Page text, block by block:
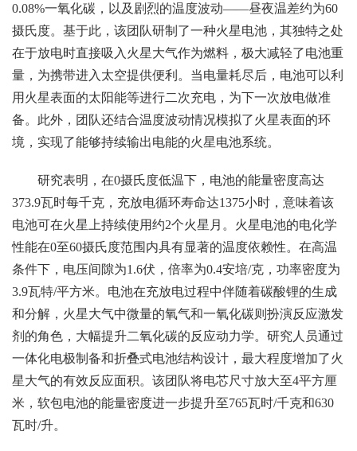
0.08%一氧化碳，以及剧烈的温度波动——昼夜温差约为60
摄氏度。基于此，该团队研制了一种火星电池，其独特之处
在于放电时直接吸入火星大气作为燃料，极大减轻了电池重
量，为携带进入太空提供便利。当电量耗尽后，电池可以利
用火星表面的太阳能等进行二次充电，为下一次放电做准
备。此外，团队还结合温度波动情况模拟了火星表面的环
境，实现了能够持续输出电能的火星电池系统。
研究表明，在0摄氏度低温下，电池的能量密度高达
373.9瓦时每千克，充放电循环寿命达1375小时，意味着该
电池可在火星上持续使用约2个火星月。火星电池的电化学
性能在0至60摄氏度范围内具有显著的温度依赖性。在高温
条件下，电压间隙为1.6伏，倍率为0.4安培/克，功率密度为
3.9瓦特/平方米。电池在充放电过程中伴随着碳酸锂的生成
和分解，火星大气中微量的氧气和一氧化碳则扮演反应激发
剂的角色，大幅提升二氧化碳的反应动力学。研究人员通过
一体化电极制备和折叠式电池结构设计，最大程度增加了火
星大气的有效反应面积。该团队将电芯尺寸放大至4平方厘
米，软包电池的能量密度进一步提升至765瓦时/千克和630
瓦时/升。